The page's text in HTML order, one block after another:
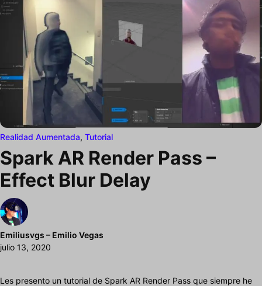
Realidad Aumentada, Tutorial
Spark AR Render Pass –
Effect Blur Delay
Emiliusvgs – Emilio Vegas
julio 13, 2020
Les presento un tutorial de Spark AR Render Pass que siempre he